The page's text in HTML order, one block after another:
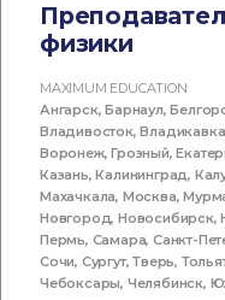
физики
MAXIMUM EDUCATION
Ангарск,Барнаул,
Владивосток,
Воронеж,Грозный,
Казань,Калининград,
Махачкала, Москва,
Новгород,Новосибирск,
Пермь, Самара,Санкт-
Сочи, Сургут,Тверь,
Чебоксары, Челябинск,